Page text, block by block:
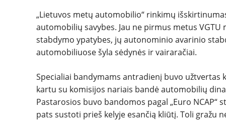
„Lietuvos metų automobilio“ rinkimų
automobilių savybes. Jau ne pirmus metus
stabdymo ypatybes, jų autonominio avarinio
automobiliuose šyla sėdynės ir vairaračiai.
Specialiai bandymams antradienį buvo užtvertas
kartu su komisijos nariais bandė automobilių
Pastarosios buvo bandomos pagal „Euro
pats sustoti prieš kelyje esančią kliūtį. Toli gražu